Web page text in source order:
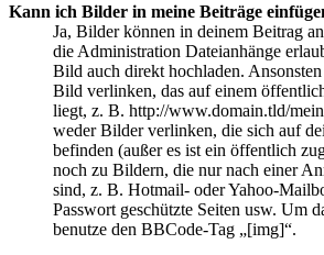
Kann ich Bilder in meine Beiträge
Ja, Bilder können in deinem Beitrag
die Administration Dateianhänge
Bild auch direkt hochladen.
Bild verlinken, das auf einem
liegt, z. B. http://www.domain.tld/
weder Bilder verlinken, die sich auf
befinden (außer es ist ein öffentlich
noch zu Bildern, die nur nach einer
sind, z. B. Hotmail- oder Yahoo-
Passwort geschützte Seiten usw. Um
benutze den BBCode-Tag „[img]“.